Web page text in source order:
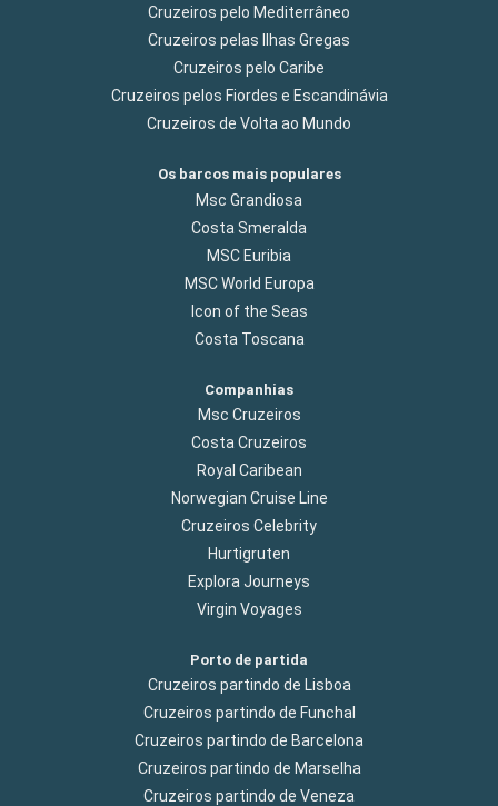
Cruzeiros pelo Mediterrâneo
Cruzeiros pelas Ilhas Gregas
Cruzeiros pelo Caribe
Cruzeiros pelos Fiordes e Escandinávia
Cruzeiros de Volta ao Mundo
Os barcos mais populares
Msc Grandiosa
Costa Smeralda
MSC Euribia
MSC World Europa
Icon of the Seas
Costa Toscana
Companhias
Msc Cruzeiros
Costa Cruzeiros
Royal Caribean
Norwegian Cruise Line
Cruzeiros Celebrity
Hurtigruten
Explora Journeys
Virgin Voyages
Porto de partida
Cruzeiros partindo de Lisboa
Cruzeiros partindo de Funchal
Cruzeiros partindo de Barcelona
Cruzeiros partindo de Marselha
Cruzeiros partindo de Veneza